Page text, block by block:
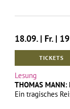
18.09. | Fr. |
TICKETS
Lesung
THOMAS MANN:
Ein tragisches